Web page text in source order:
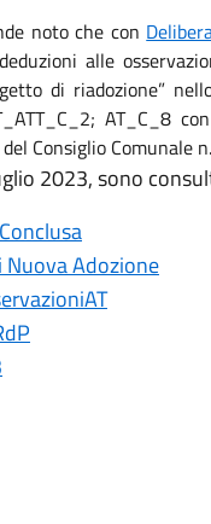
noto che con
alle
di riadozione”
AT_C_8
Consiglio Comunale
2023, sono
Adozione